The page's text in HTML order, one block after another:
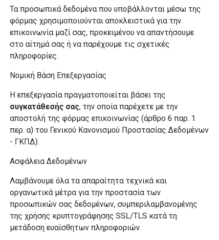
Τα προσωπικά δεδομένα που υποβάλλονται μέσω της
φόρμας χρησιμοποιούνται αποκλειστικά για την
επικοινωνία μαζί σας, προκειμένου να απαντήσουμε
στο αίτημά σας ή να παρέχουμε τις σχετικές
πληροφορίες.
Νομική Βάση Επεξεργασίας
Η επεξεργασία πραγματοποιείται βάσει της
συγκατάθεσής σας, την οποία παρέχετε με την
αποστολή της φόρμας επικοινωνίας (άρθρο 6 παρ. 1
περ. α) του Γενικού Κανονισμού Προστασίας Δεδομένων
- ΓΚΠΔ).
Ασφάλεια Δεδομένων
Λαμβάνουμε όλα τα απαραίτητα τεχνικά και
οργανωτικά μέτρα για την προστασία των
προσωπικών σας δεδομένων, συμπεριλαμβανομένης
της χρήσης κρυπτογράφησης SSL/TLS κατά τη
μετάδοση ευαίσθητων πληροφοριών.